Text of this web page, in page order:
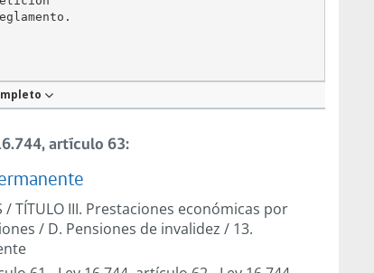
artículo 63:
/TÍTULO III. Prestaciones económicas por
/ D. Pensiones de invalidez / 13.